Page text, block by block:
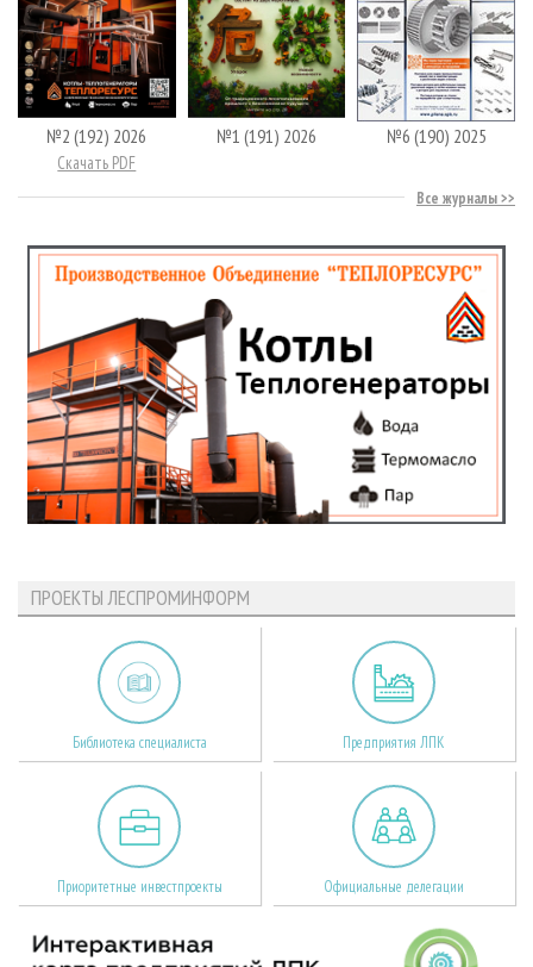
№2 (192) 2026
Скачать PDF
№1 (191) 2026 №6 (190) 2025
Все журналы
ПРОЕКТЫ ЛЕСПРОМИНФОРМ
Библиотека специалиста Предприятия ЛПК
Приоритетные инвестпроекты Официальные делегации